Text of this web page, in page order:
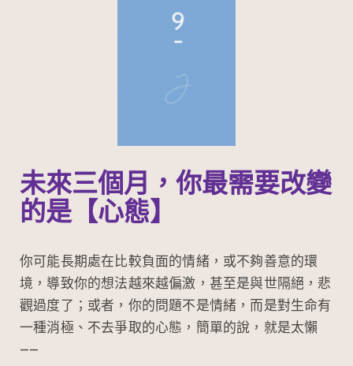
未來三個月，你最需要改變
的是【心態】
你可能長期處在比較負面的情緒，或不夠善意的環
境，導致你的想法越來越偏激，甚至是與世隔絕，悲
觀過度了；或者，你的問題不是情緒，而是對生命有
一種消極、不去爭取的心態，簡單的說，就是太懶
——